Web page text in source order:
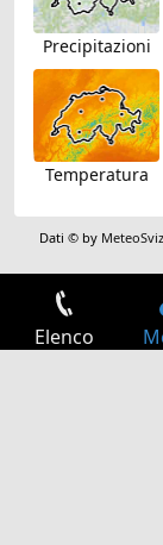
Precipitazioni
Temperatura
Dati © by
Elenco